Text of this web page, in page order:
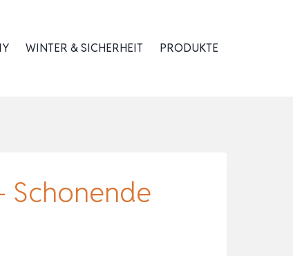
WINTER & SICHERHEIT PRODUKTE
Schonende